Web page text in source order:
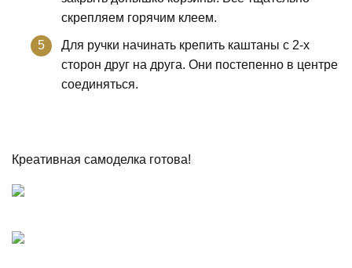
скрепляем горячим клеем.
Для ручки начинать крепить каштаны с 2-х
сторон друг на друга. Они постепенно в центре
соединяться.
Креативная самоделка готова!